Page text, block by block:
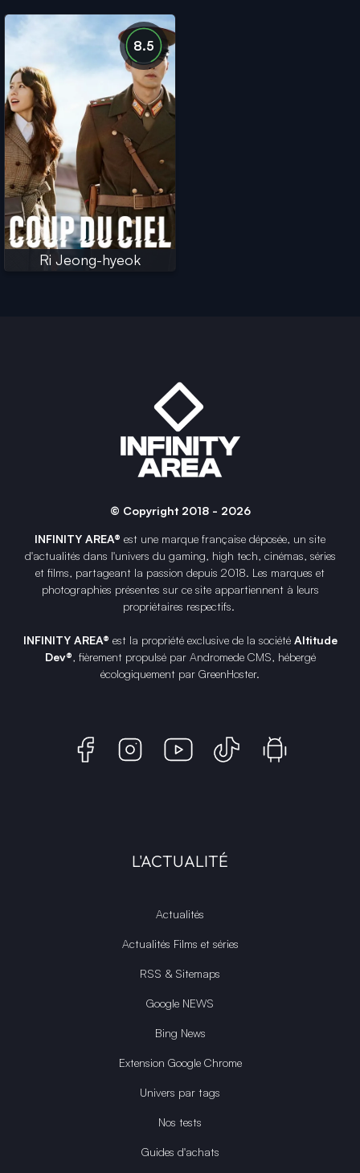
8.5
Ri Jeong-hyeok
© Copyright 2018 - 2026
INFINITY AREA® est une marque française déposée, un site
d'actualités dans l'univers du gaming, high tech, cinémas, séries
et films, partageant la passion depuis 2018. Les marques et
photographies présentes sur ce site appartiennent à leurs
propriétaires respectifs.
INFINITY AREA® est la propriété exclusive de la société Altitude
Dev®, fièrement propulsé par Andromede CMS, hébergé
écologiquement par GreenHoster.
L'ACTUALITÉ
Actualités
Actualités Films et séries
RSS & Sitemaps
Google NEWS
Bing News
Extension Google Chrome
Univers par tags
Nos tests
Guides d'achats